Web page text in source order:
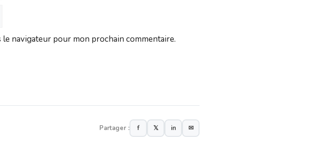
navigateur pour mon prochain commentaire.
Partager : f 𝕏 in ✉